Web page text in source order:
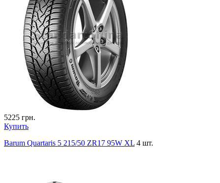
5225 грн.
Купить
Barum Quartaris 5 215/50 ZR17 95W XL 4 шт.